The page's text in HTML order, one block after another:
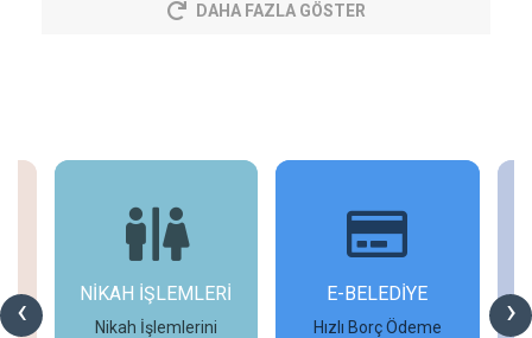
DAHA FAZLA GÖSTER
‹ ›
NİKAH İŞLEMLERİ
Nikah İşlemlerini
E-BELEDİYE
Hızlı Borç Ödeme